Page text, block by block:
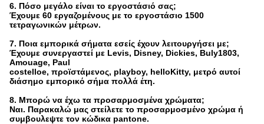
6. Πόσο μεγάλο είναι το εργοστάσιό σας;
Έχουμε 60 εργαζομένους με το εργοστάσιο 1500
τετραγωνικών μέτρων.
7. Ποια εμπορικά σήματα εσείς έχουν λειτουργήσει με;
Έχουμε συνεργαστεί με Levis, Disney, Dickies, Buly1803,
Amouage, Paul
costelloe, προϊστάμενος, playboy, helloKitty, μετρό αυτοί
διάσημο εμπορικό σήμα πολλά έτη.
8. Μπορώ να έχω τα προσαρμοσμένα χρώματα;
Ναι. Παρακαλώ μας στείλετε το προσαρμοσμένο χρώμα ή
συμβουλεψτε τον κώδικα pantone.